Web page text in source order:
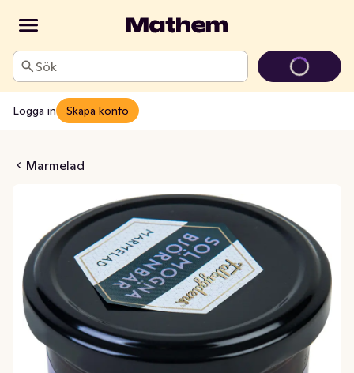
Sök
Logga in Skapa konto
Marmelad
Björnbär